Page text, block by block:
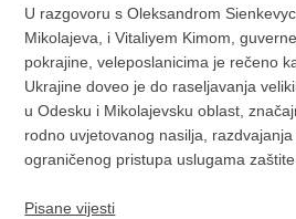
U razgovoru s Oleksandrom
Mikolajeva, i Vitaliyem Kimom,
pokrajine, veleposlanicima je rečeno
Ukrajine doveo je do raseljavanja
u Odesku i Mikolajevsku oblast,
rodno uvjetovanog nasilja,
ograničenog pristupa uslugama
Pisane vijesti